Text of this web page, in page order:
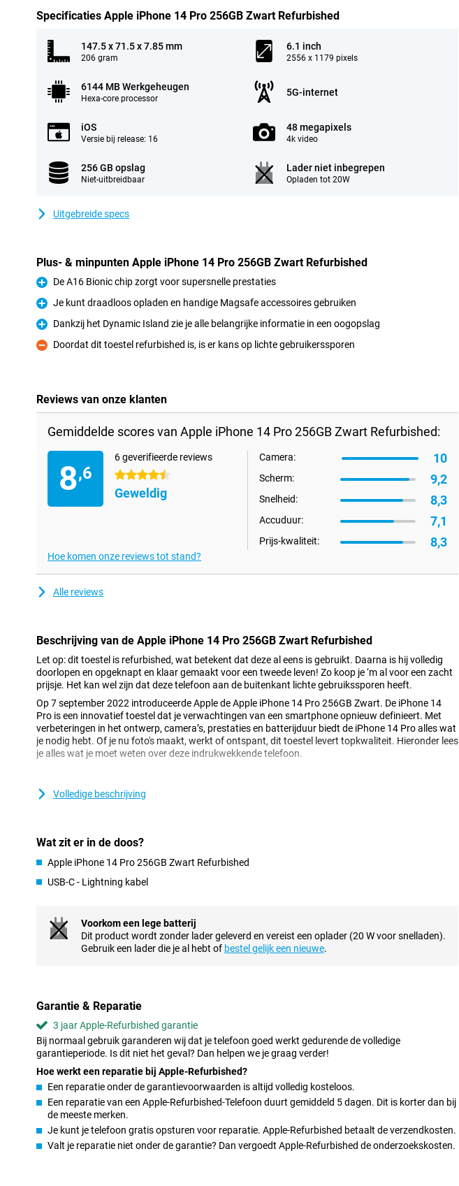
Specificaties Apple iPhone 14 Pro 256GB Zwart Refurbished
147.5 x 71.5 x 7.85 mm
206 gram
6.1 inch
2556 x 1179 pixels
6144 MB Werkgeheugen
Hexa-core processor
5G-internet
iOS
Versie bij release: 16
48 megapixels
4k video
256 GB opslag
Niet-uitbreidbaar
Lader niet inbegrepen
Opladen tot 20W
Uitgebreide specs
Plus- & minpunten Apple iPhone 14 Pro 256GB Zwart Refurbished
Pluspunt
De A16 Bionic chip zorgt voor supersnelle prestaties
Pluspunt
Je kunt draadloos opladen en handige Magsafe accessoires gebruiken
Pluspunt
Dankzij het Dynamic Island zie je alle belangrijke informatie in een oogopslag
Minpunt
Doordat dit toestel refurbished is, is er kans op lichte gebruikerssporen
Reviews van onze klanten
Gemiddelde scores van Apple iPhone 14 Pro 256GB Zwart Refurbished:
8,6
6 geverifieerde reviews
4.5 sterren
Geweldig
Camera: 10
Scherm: 9,2
Snelheid: 8,3
Accuduur: 7,1
Prijs-kwaliteit: 8,3
Hoe komen onze reviews tot stand?
Alle reviews
Beschrijving van de Apple iPhone 14 Pro 256GB Zwart Refurbished
Let op: dit toestel is refurbished, wat betekent dat deze al eens is gebruikt. Daarna is hij volledig
doorlopen en opgeknapt en klaar gemaakt voor een tweede leven! Zo koop je ‘m al voor een zacht
prijsje. Het kan wel zijn dat deze telefoon aan de buitenkant lichte gebruikssporen heeft.
Op 7 september 2022 introduceerde Apple de Apple iPhone 14 Pro 256GB Zwart. De iPhone 14
Pro is een innovatief toestel dat je verwachtingen van een smartphone opnieuw definieert. Met
verbeteringen in het ontwerp, camera’s, prestaties en batterijduur biedt de iPhone 14 Pro alles wat
je nodig hebt. Of je nu foto's maakt, werkt of ontspant, dit toestel levert topkwaliteit. Hieronder lees
je alles wat je moet weten over deze indrukwekkende telefoon.
Het design van de Apple iPhone 14 Pro 256GB Zwart Refurbished is een subtiele, maar opvallende
een compact formaat van 6.1 inch ligt de iPhone prettig in de hand.
eiland vervangt de traditionele notch en past zich dynamisch aan om meldingen, muziek en apps
interactief weer te geven. Het OLED-scherm met ProMotion-technologie zorgt bovendien voor
Helder en gedetailleerd display
Het display van de Apple iPhone 14 Pro is vernieuwd. Met het 6.1 inch Super Retina XDR-scherm
geniet je van haarscherpe beelden en levendige kleuren. Dankzij ProMotion-technologie met een
ervoor dat je alles duidelijk ziet, zelfs in fel zonlicht.
Professionele camera's
De camera’s van de Apple iPhone 14 Pro 256GB Zwart Refurbished tillen smartphonefotografie
naar een nieuw niveau. De hoofdcamera heeft een revolutionaire 48MP-sensor, een enorme
sprong vooruit ten opzichte van de 12MP-camera’s van eerdere modellen. Dankzij deze upgrade
maak je haarscherpe foto’s met meer detail, zelfs bij weinig licht.
Daarnaast beschikt de iPhone 14 Pro over een verbeterde ultragroothoeklens en een telelens
selfies kun je rekenen op een 12MP TrueDepth-camera die automatisch aanpast aan het licht voor
prachtige resultaten. Met de nieuwe Photonic Engine en ProRAW-opties krijg je ongekende
Volledige beschrijving
Wat zit er in de doos?
Apple iPhone 14 Pro 256GB Zwart Refurbished
USB-C - Lightning kabel
Voorkom een lege batterij
Dit product wordt zonder lader geleverd en vereist een oplader (20 W voor snelladen).
Gebruik een lader die je al hebt of bestel gelijk een nieuwe.
Garantie & Reparatie
3 jaar Apple-Refurbished garantie
Bij normaal gebruik garanderen wij dat je telefoon goed werkt gedurende de volledige
garantieperiode. Is dit niet het geval? Dan helpen we je graag verder!
Hoe werkt een reparatie bij Apple-Refurbished?
Een reparatie onder de garantievoorwaarden is altijd volledig kosteloos.
Een reparatie van een Apple-Refurbished-Telefoon duurt gemiddeld 5 dagen. Dit is korter dan bij
de meeste merken.
Je kunt je telefoon gratis opsturen voor reparatie. Apple-Refurbished betaalt de verzendkosten.
Valt je reparatie niet onder de garantie? Dan vergoedt Apple-Refurbished de onderzoekskosten.